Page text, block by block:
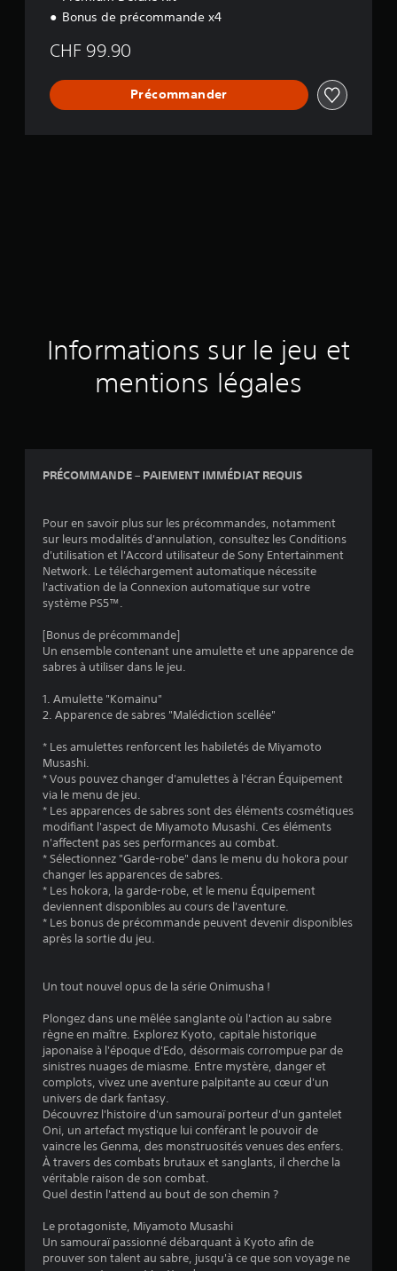
Bonus de précommande x4
CHF 99.90
Précommander
Informations sur le jeu et
mentions légales
PRÉCOMMANDE – PAIEMENT IMMÉDIAT REQUIS
Pour en savoir plus sur les précommandes, notamment
sur leurs modalités d'annulation, consultez les Conditions
d'utilisation et l'Accord utilisateur de Sony Entertainment
Network. Le téléchargement automatique nécessite
l'activation de la Connexion automatique sur votre
système PS5™.
[Bonus de précommande]
Un ensemble contenant une amulette et une apparence de
sabres à utiliser dans le jeu.
1. Amulette "Komainu"
2. Apparence de sabres "Malédiction scellée"
* Les amulettes renforcent les habiletés de Miyamoto
Musashi.
* Vous pouvez changer d'amulettes à l'écran Équipement
via le menu de jeu.
* Les apparences de sabres sont des éléments cosmétiques
modifiant l'aspect de Miyamoto Musashi. Ces éléments
n'affectent pas ses performances au combat.
* Sélectionnez "Garde-robe" dans le menu du hokora pour
changer les apparences de sabres.
* Les hokora, la garde-robe, et le menu Équipement
deviennent disponibles au cours de l'aventure.
* Les bonus de précommande peuvent devenir disponibles
après la sortie du jeu.
Un tout nouvel opus de la série Onimusha !
Plongez dans une mêlée sanglante où l'action au sabre
règne en maître. Explorez Kyoto, capitale historique
japonaise à l'époque d'Edo, désormais corrompue par de
sinistres nuages de miasme. Entre mystère, danger et
complots, vivez une aventure palpitante au cœur d'un
univers de dark fantasy.
Découvrez l'histoire d'un samouraï porteur d'un gantelet
Oni, un artefact mystique lui conférant le pouvoir de
vaincre les Genma, des monstruosités venues des enfers.
À travers des combats brutaux et sanglants, il cherche la
véritable raison de son combat.
Quel destin l'attend au bout de son chemin ?
Le protagoniste, Miyamoto Musashi
Un samouraï passionné débarquant à Kyoto afin de
prouver son talent au sabre, jusqu'à ce que son voyage ne